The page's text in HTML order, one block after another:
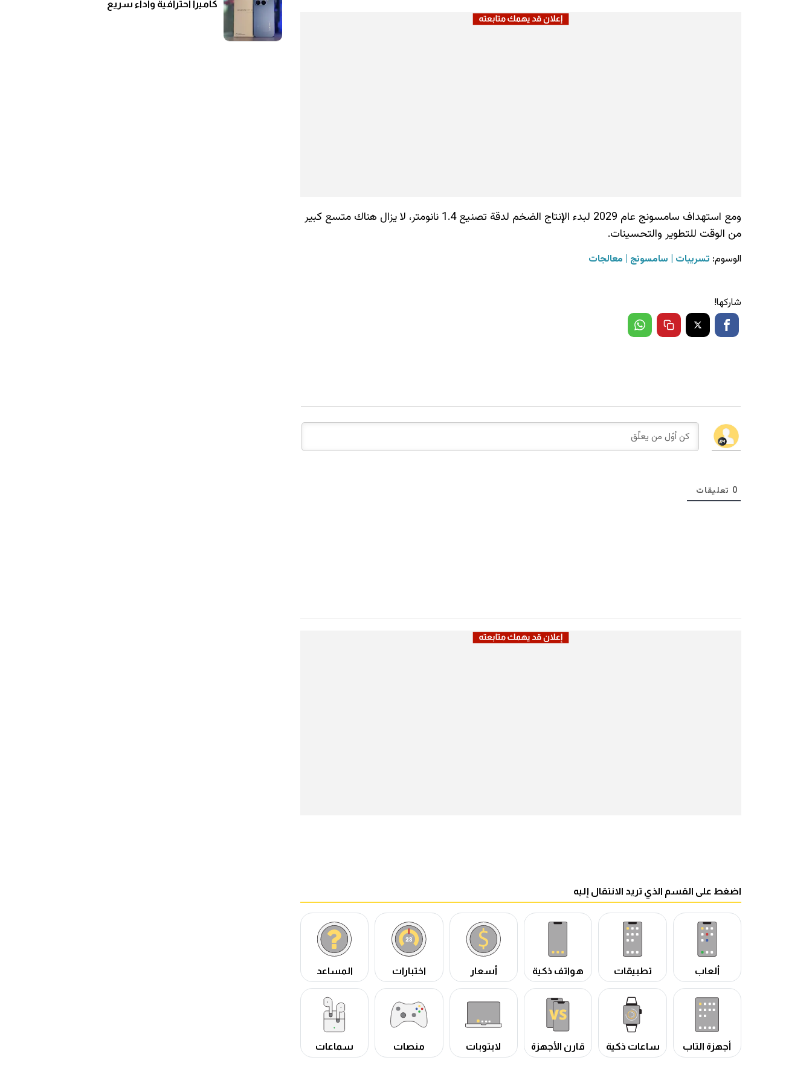
ومع استهداف سامسونج عام 2029 لبدء الإنتاج الضخم لدقة تصنيع 1.4 نانومتر، لا يزال هناك متسع كبير
من الوقت للتطوير والتحسينات.
الوسوم: تسريبات سامسونج معالجات
شاركها!
0 تعليقات
اضغط على القسم الذي تريد الانتقال إليه
ألعاب تطبيقات هواتف ذكية أسعار اختبارات المساعد
أجهزة التاب ساعات ذكية قارن الأجهزة لابتوبات منصات سماعات
كاميرا احترافية وأداء سريع